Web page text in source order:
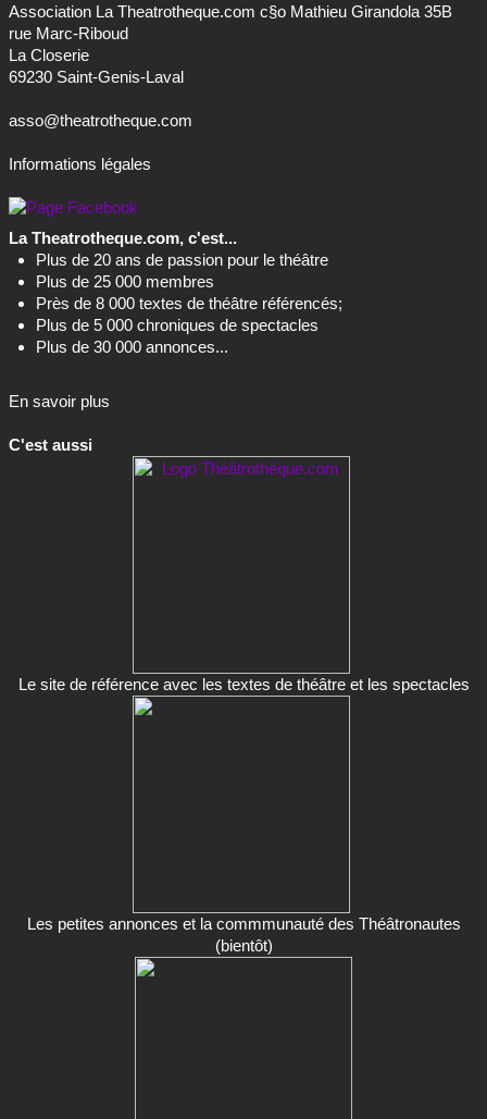
Association La Theatrotheque.com c§o Mathieu Girandola 35B
rue Marc-Riboud
La Closerie
69230 Saint-Genis-Laval
asso@theatrotheque.com
Informations légales
La Theatrotheque.com, c'est...
Plus de 20 ans de passion pour le théâtre
Plus de 25 000 membres
Près de 8 000 textes de théâtre référencés;
Plus de 5 000 chroniques de spectacles
Plus de 30 000 annonces...
En savoir plus
C'est aussi
Le site de référence avec les textes de théâtre et les spectacles
Les petites annonces et la commmunauté des Théâtronautes
(bientôt)